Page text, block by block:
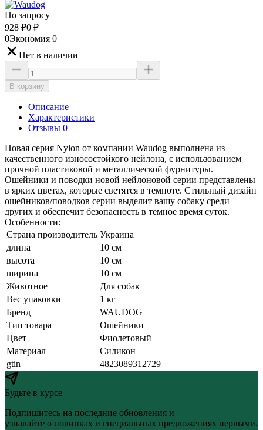
По запросу
928 ₽0 ₽
0Экономия 0
Нет в наличии
В корзину
Описание
Характеристики
Отзывы 0
Новая серия Nylon от компании Waudog выполнена из
качественного износостойкого нейлона, с использованием
прочной пластиковой и металлической фурнитуры.
Ошейники и поводки новой нейлоновой серии представлены
в ярких цветах, которые светятся в темноте. Стильный дизайн
ошейников/поводков серии выделит вашу собаку среди
других и обеспечит безопасность в темное время суток.
Особенности:
Страна производитель Украина
длина
10 см
высота
10 см
ширина
10 см
Животное
Для собак
Вес упаковки
1 кг
Бренд
WAUDOG
Тип товара
Ошейники
Цвет
Фиолетовый
Материал
Силикон
gtin
4823089312729
Будьте в курсе
Подпишитесь на последние обновления и
узнавайте о новинках и специальных предложениях первыми.